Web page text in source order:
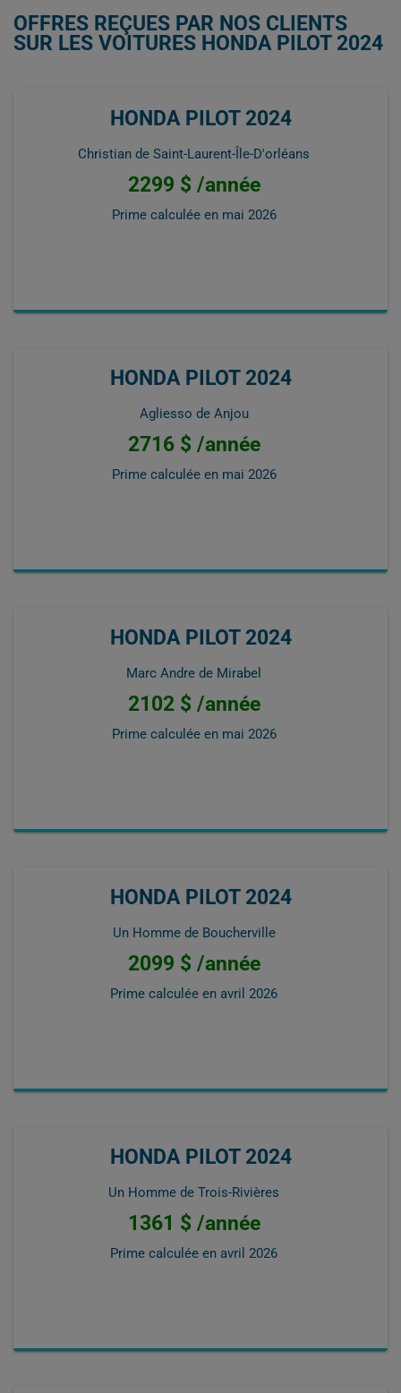
OFFRES REÇUES PAR NOS CLIENTS
SUR LES VOITURES HONDA PILOT 2024
HONDA PILOT 2024
Christian de Saint-Laurent-Île-D'orléans
2299 $ /année
Prime calculée en mai 2026
HONDA PILOT 2024
Agliesso de Anjou
2716 $ /année
Prime calculée en mai 2026
HONDA PILOT 2024
Marc Andre de Mirabel
2102 $ /année
Prime calculée en mai 2026
HONDA PILOT 2024
Un Homme de Boucherville
2099 $ /année
Prime calculée en avril 2026
HONDA PILOT 2024
Un Homme de Trois-Rivières
1361 $ /année
Prime calculée en avril 2026